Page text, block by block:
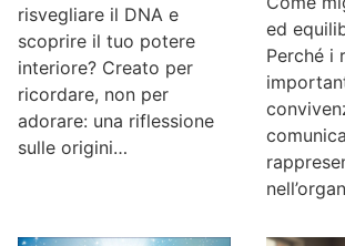
risvegliare il DNA e
scoprire il tuo potere
interiore? Creato per
ricordare, non per
adorare: una riflessione
sulle origini…
ed
Perché i